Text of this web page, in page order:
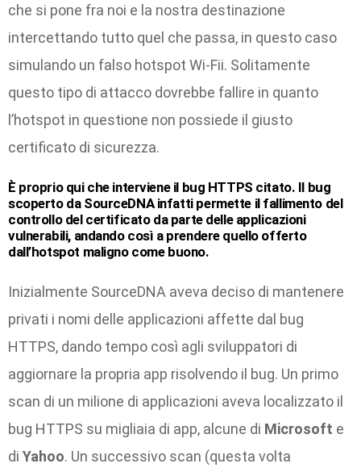
che si pone fra noi e la nostra destinazione
intercettando tutto quel che passa, in questo caso
simulando un falso hotspot Wi-Fii. Solitamente
questo tipo di attacco dovrebbe fallire in quanto
l’hotspot in questione non possiede il giusto
certificato di sicurezza.
È proprio qui che interviene il bug HTTPS citato. Il bug
scoperto da SourceDNAinfatti permette il fallimento del
controllo del certificato da parte delle applicazioni
vulnerabili, andando così a prendere quello offerto
dall’hotspot maligno come buono.
Inizialmente SourceDNA aveva deciso di mantenere
privati i nomi delle applicazioni affette dal bug
HTTPS, dando tempo così agli sviluppatori di
aggiornare la propria app risolvendo il bug. Un primo
scan di un milione di applicazioni aveva localizzato il
bug HTTPS su migliaia di app, alcune di Microsoft e
di Yahoo. Un successivo scan (questa volta